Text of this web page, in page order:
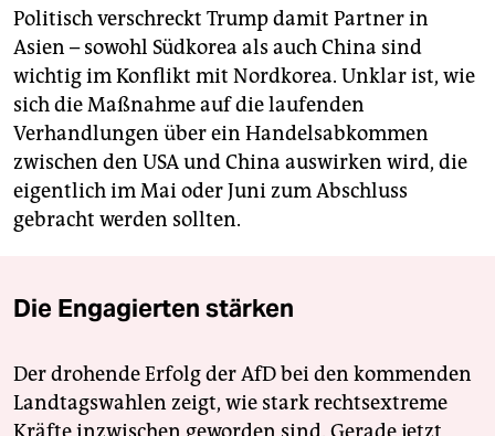
Politisch verschreckt Trump damit Partner in
Asien – sowohl Südkorea als auch China sind
wichtig im Konflikt mit Nordkorea. Unklar ist, wie
sich die Maßnahme auf die laufenden
Verhandlungen über ein Handelsabkommen
zwischen den USA und China auswirken wird, die
eigentlich im Mai oder Juni zum Abschluss
gebracht werden sollten.
Die Engagierten stärken
Der drohende Erfolg der AfD bei den kommenden
Landtagswahlen zeigt, wie stark rechtsextreme